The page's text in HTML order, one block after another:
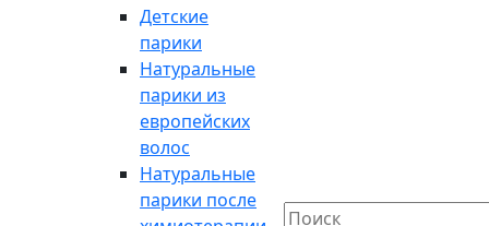
Детские
парики
Натуральные
парики из
европейских
волос
Натуральные
парики после